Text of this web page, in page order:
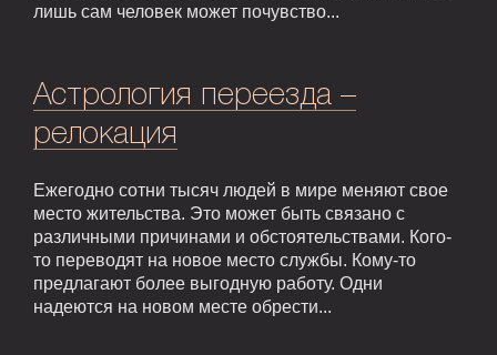
лишь сам человек может почувство...
Астрология переезда –
релокация
Ежегодно сотни тысяч людей в мире меняют свое
место жительства. Это может быть связано с
различными причинами и обстоятельствами. Кого-
то переводят на новое место службы. Кому-то
предлагают более выгодную работу. Одни
надеются на новом месте обрести...